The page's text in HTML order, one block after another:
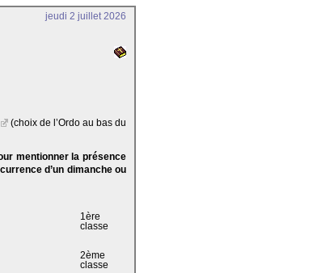
jeudi 2 juillet 2026
(choix de l’Ordo au bas du
mentionner la présence
d’un dimanche ou
1ère
classe
2ème
classe